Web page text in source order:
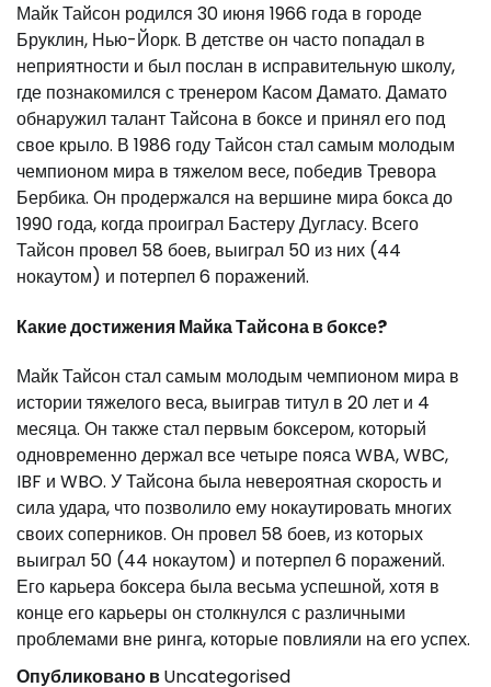
Майк Тайсон родился 30 июня 1966 года в городе
Бруклин, Нью-Йорк. В детстве он часто попадал в
неприятности и был послан в исправительную школу,
где познакомился с тренером Касом Дамато. Дамато
обнаружил талант Тайсона в боксе и принял его под
свое крыло. В 1986 году Тайсон стал самым молодым
чемпионом мира в тяжелом весе, победив Тревора
Бербика. Он продержался на вершине мира бокса до
1990 года, когда проиграл Бастеру Дугласу. Всего
Тайсон провел 58 боев, выиграл 50 из них (44
нокаутом) и потерпел 6 поражений.
Какие достижения Майка Тайсона в боксе?
Майк Тайсон стал самым молодым чемпионом мира в
истории тяжелого веса, выиграв титул в 20 лет и 4
месяца. Он также стал первым боксером, который
одновременно держал все четыре пояса WBA, WBC,
IBF и WBO. У Тайсона была невероятная скорость и
сила удара, что позволило ему нокаутировать многих
своих соперников. Он провел 58 боев, из которых
выиграл 50 (44 нокаутом) и потерпел 6 поражений.
Его карьера боксера была весьма успешной, хотя в
конце его карьеры он столкнулся с различными
проблемами вне ринга, которые повлияли на его успех.
Опубликовано вUncategorised